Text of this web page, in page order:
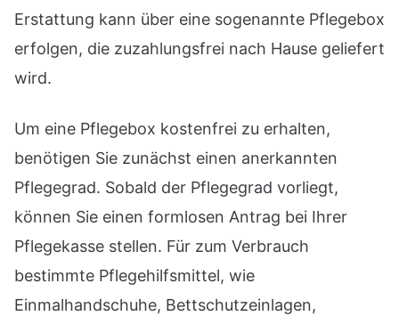
Erstattung kann über eine sogenannte Pflegebox
erfolgen, die zuzahlungsfrei nach Hause geliefert
wird.
Um eine Pflegebox kostenfrei zu erhalten,
benötigen Sie zunächst einen anerkannten
Pflegegrad. Sobald der Pflegegrad vorliegt,
können Sie einen formlosen Antrag bei Ihrer
Pflegekasse stellen. Für zum Verbrauch
bestimmte Pflegehilfsmittel, wie
Einmalhandschuhe, Bettschutzeinlagen,